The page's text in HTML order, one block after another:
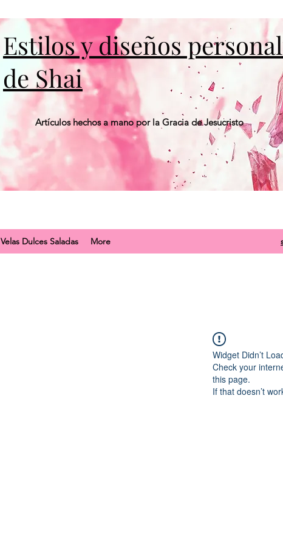
Estilos y diseños
de Shai
Artículos hechos a mano por la Gracia de Jesucristo
Velas Dulces Saladas More
Widget Didn’t
Check your
this page.
If that doesn’t